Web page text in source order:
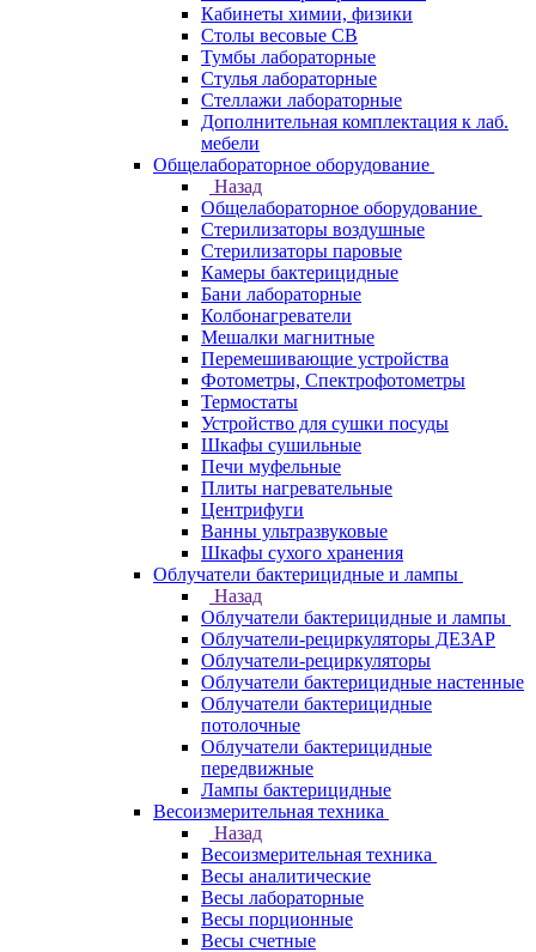
Кабинеты химии, физики
Столы весовые СВ
Тумбы лабораторные
Стулья лабораторные
Стеллажи лабораторные
Дополнительная комплектация к лаб.
мебели
Общелабораторное оборудование
Назад
Общелабораторное оборудование
Стерилизаторы воздушные
Стерилизаторы паровые
Камеры бактерицидные
Бани лабораторные
Колбонагреватели
Мешалки магнитные
Перемешивающие устройства
Фотометры, Спектрофотометры
Термостаты
Устройство для сушки посуды
Шкафы сушильные
Печи муфельные
Плиты нагревательные
Центрифуги
Ванны ультразвуковые
Шкафы сухого хранения
Облучатели бактерицидные и лампы
Назад
Облучатели бактерицидные и лампы
Облучатели-рециркуляторы ДЕЗАР
Облучатели-рециркуляторы
Облучатели бактерицидные настенные
Облучатели бактерицидные
потолочные
Облучатели бактерицидные
передвижные
Лампы бактерицидные
Весоизмерительная техника
Назад
Весоизмерительная техника
Весы аналитические
Весы лабораторные
Весы порционные
Весы счетные